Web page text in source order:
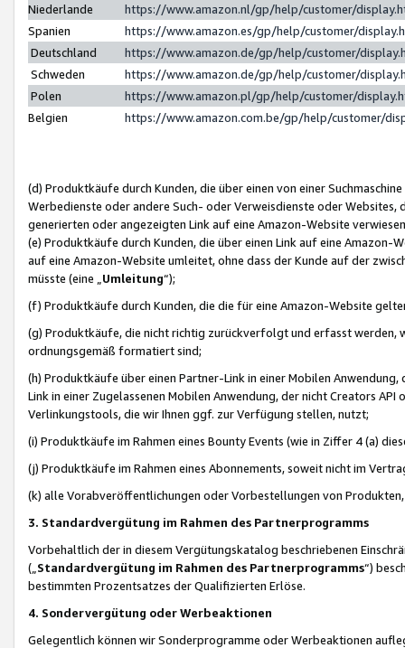
Niederlande
https://www.amazon.nl/gp/help/customer/
Spanien
https://www.amazon.es/gp/help/customer/
Deutschland
https://www.amazon.de/gp/help/customer/
Schweden
https://www.amazon.de/gp/help/customer/
Polen
https://www.amazon.pl/gp/help/customer/
Belgien
https://www.amazon.com.be/gp/help/customer/
(d) Produktkäufe durch Kunden, die über einen von einer
Werbedienste oder andere Such- oder Verweisdienste oder Websites,
generierten oder angezeigten Link auf eine Amazon-Website
(e) Produktkäufe durch Kunden, die über einen Link auf eine
auf eine Amazon-Website umleitet, ohne dass der Kunde auf der
müsste (eine „ Umleitung“);
(f) Produktkäufe durch Kunden, die die für eine Amazon-Website
(g) Produktkäufe, die nicht richtig zurückverfolgt und erfasst werden,
ordnungsgemäß formatiert sind;
(h) Produktkäufe über einen Partner-Link in einer Mobilen
Link in einer Zugelassenen Mobilen Anwendung, der nicht Creators
Verlinkungstools, die wir Ihnen ggf. zur Verfügung stellen, nutzt;
(i) Produktkäufe im Rahmen eines Bounty Events (wie in Ziffer 4 (a)
(j) Produktkäufe im Rahmen eines Abonnements, soweit nicht im
(k) alle Vorabveröffentlichungen oder Vorbestellungen von
3. Standardvergütung im Rahmen des Partnerprogramms
Vorbehaltlich der in diesem Vergütungskatalog beschriebenen
(„ Standardvergütung im Rahmen des Partnerprogramms“)
bestimmten Prozentsatzes der Qualifizierten Erlöse.
4. Sondervergütung oder Werbeaktionen
Gelegentlich können wir Sonderprogramme oder Werbeaktionen